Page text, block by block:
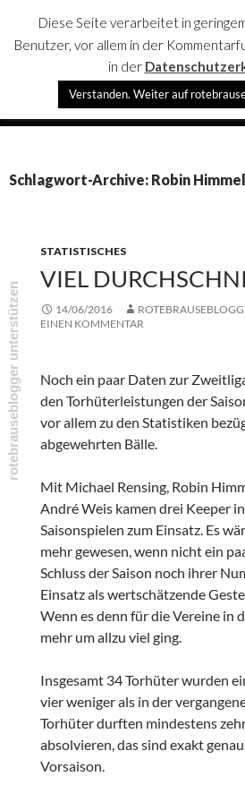
rotebrauseblogger
SPRINGE
Schlagwort-Archive: Robin
STATISTISCHES
VIEL
14/06/2016
EINEN KOMMENTAR
Noch ein paar Daten zur
den Torhüterleistungen der
vor allem zu den Statistiken
abgewehrten Bälle.
Mit Michael Rensing, Robin
André Weis kamen drei Keeper
Saisonspielen zum Einsatz. Es
mehr gewesen, wenn nicht ein
Schluss der Saison noch ihrer
Einsatz als wertschätzende
Wenn es denn für die Vereine in
mehr um allzu viel ging.
Insgesamt 34 Torhüter wurden
vier weniger als in der
Torhüter durften mindestens
absolvieren, das sind exakt
Vorsaison.
Diese Seite verarbeitet in
Benutzer, vor allem in der
in der
Verstanden. Weiter auf
rotebrauseblogger unterstützen